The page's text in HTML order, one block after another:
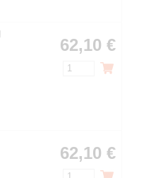
62,10 €
62,10 €